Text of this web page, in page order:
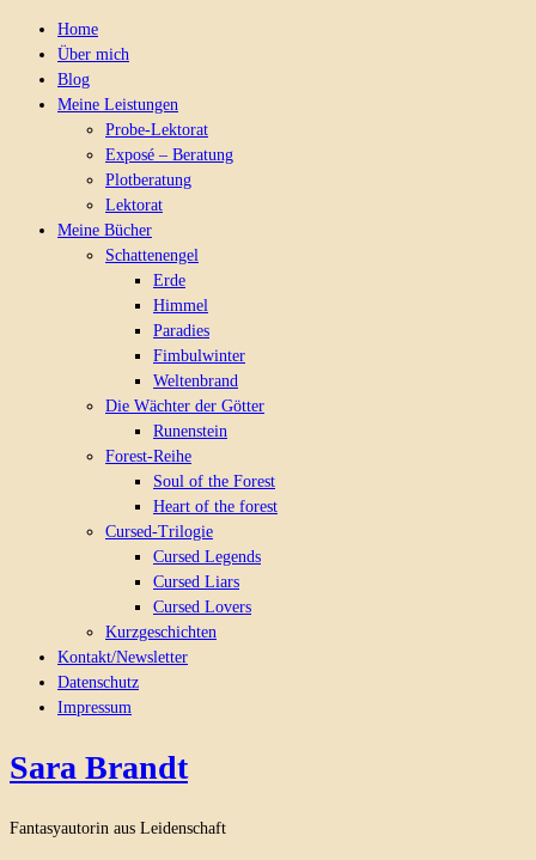
Home
Über mich
Blog
Meine Leistungen
Probe-Lektorat
Exposé – Beratung
Plotberatung
Lektorat
Meine Bücher
Schattenengel
Erde
Himmel
Paradies
Fimbulwinter
Weltenbrand
Die Wächter der Götter
Runenstein
Forest-Reihe
Soul of the Forest
Heart of the forest
Cursed-Trilogie
Cursed Legends
Cursed Liars
Cursed Lovers
Kurzgeschichten
Kontakt/Newsletter
Datenschutz
Impressum
Sara Brandt
Fantasyautorin aus Leidenschaft